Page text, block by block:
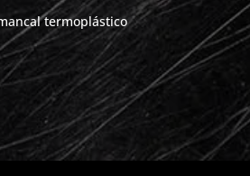
termoplástico